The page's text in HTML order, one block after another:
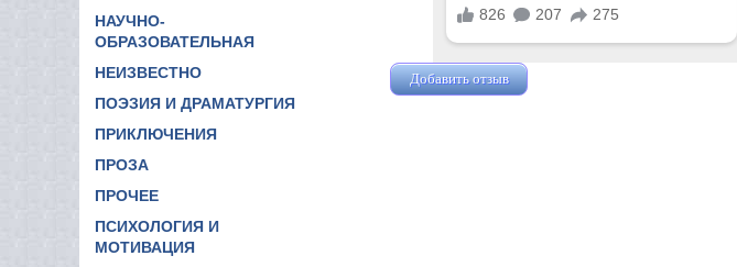
НАУЧНО-
ОБРАЗОВАТЕЛЬНАЯ
НЕИЗВЕСТНО
ПОЭЗИЯ И ДРАМАТУРГИЯ
ПРИКЛЮЧЕНИЯ
ПРОЗА
ПРОЧЕЕ
ПСИХОЛОГИЯ И
МОТИВАЦИЯ
Добавить отзыв